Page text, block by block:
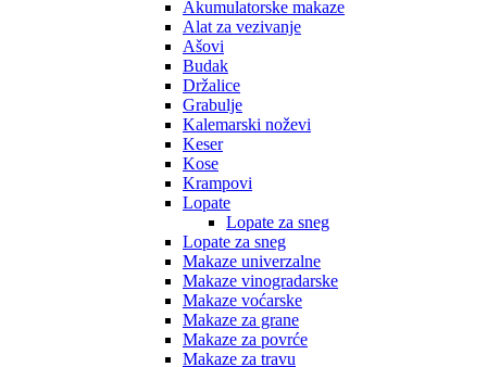
Akumulatorske makaze
Alat za vezivanje
Ašovi
Budak
Držalice
Grabulje
Kalemarski noževi
Keser
Kose
Krampovi
Lopate
Lopate za sneg
Lopate za sneg
Makaze univerzalne
Makaze vinogradarske
Makaze voćarske
Makaze za grane
Makaze za povrće
Makaze za travu